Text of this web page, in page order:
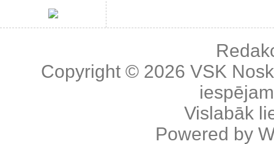
Copyright © 2026 VSK
Vislabāk
Powered by